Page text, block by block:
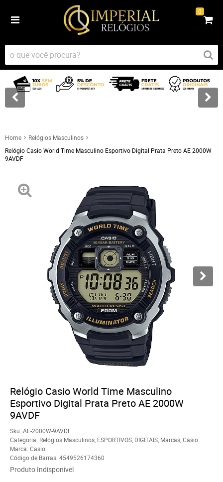
0
Home
Relógios Masculinos
Relógio Casio World Time Masculino Esportivo Digital Prata Preto AE 2000W
9AVDF
Relógio Casio World Time Masculino
Esportivo Digital Prata Preto AE 2000W
9AVDF
Sku: AE-2000W-9AVDF
Categoria: Relógios Masculinos ESPORTIVOS DIGITAIS Marcas Casio
Marca: Casio
Código de Barras: 4549526174360
Produto Indisponível